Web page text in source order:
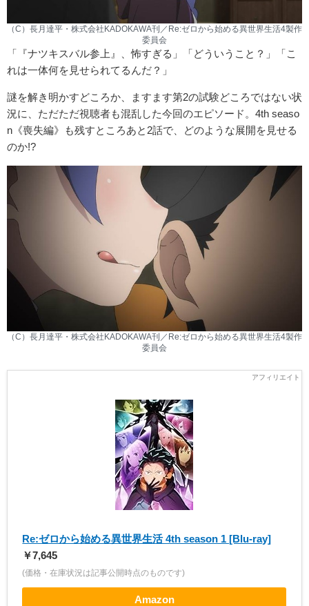
（C）長月達平・株式会社KADOKAWA刊／Re:ゼロから始める異世界生活4製作
委員会
「『ナツキスバル参上』、怖すぎる」「どういうこと？」「こ
れは一体何を見せられてるんだ？」
謎を解き明かすどころか、ますます第2の試験どころではない状
況に、ただただ視聴者も混乱した今回のエピソード。4th seaso
n《喪失編》も残すところあと2話で、どのような展開を見せる
のか!?
（C）長月達平・株式会社KADOKAWA刊／Re:ゼロから始める異世界生活4製作
委員会
Re:ゼロから始める異世界生活 4th season 1 [Blu-ray]
￥7,645
(価格・在庫状況は記事公開時点のものです)
Amazon